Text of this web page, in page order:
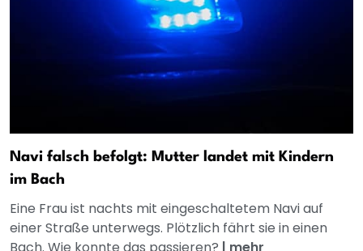
Navi falsch befolgt: Mutter landet mit Kindern
im Bach
Eine Frau ist nachts mit eingeschaltetem Navi auf
einer Straße unterwegs. Plötzlich fährt sie in einen
Bach. Wie konnte das passieren? | mehr